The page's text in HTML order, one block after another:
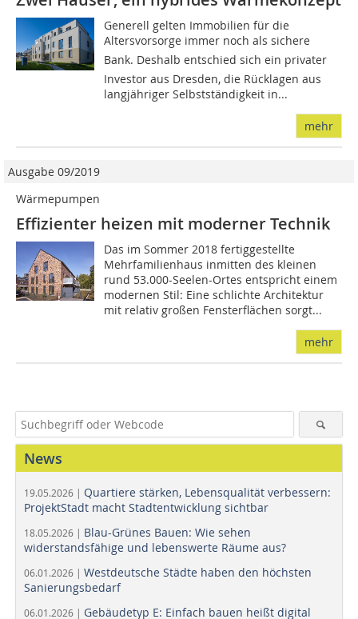
Generell gelten Immobilien für die
Altersvorsorge immer noch als sichere
Bank. Deshalb entschied sich ein privater
Investor aus Dresden, die Rücklagen aus
langjähriger Selbstständigkeit in...
mehr
Ausgabe 09/2019
Wärmepumpen
Effizienter heizen mit moderner Technik
Das im Sommer 2018 fertiggestellte
Mehrfamilienhaus inmitten des kleinen
rund 53.000-Seelen-Ortes entspricht einem
modernen Stil: Eine schlichte Architektur
mit relativ großen Fensterflächen sorgt...
mehr
News
19.05.2026 | Quartiere stärken, Lebensqualität verbessern:
ProjektStadt macht Stadtentwicklung sichtbar
18.05.2026 | Blau-Grünes Bauen: Wie sehen
widerstandsfähige und lebenswerte Räume aus?
06.01.2026 | Westdeutsche Städte haben den höchsten
Sanierungsbedarf
06.01.2026 | Gebäudetyp E: Einfach bauen heißt digital